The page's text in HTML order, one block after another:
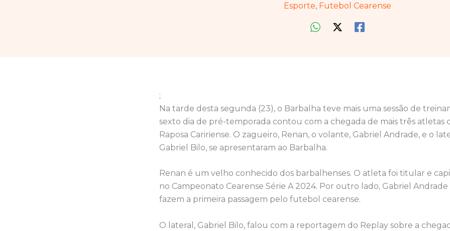
Esporte, Futebol Cearense
;
Na tarde desta segunda (23), o Barbalha teve mais uma sessão de
sexto dia de pré-temporada contou com a chegada de mais três atletas
Raposa Caririense. O zagueiro, Renan, o volante, Gabriel Andrade, e o
Gabriel Bilo, se apresentaram ao Barbalha.
Renan é um velho conhecido dos barbalhenses. O atleta foi titular e
no Campeonato Cearense Série A 2024. Por outro lado, Gabriel
fazem a primeira passagem pelo futebol cearense.
O lateral, Gabriel Bilo, falou com a reportagem do Replay sobre a